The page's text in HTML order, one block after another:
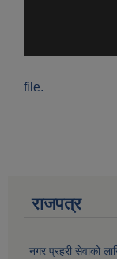
file.
राजपत्र
नगर प्रहरी सेवाको